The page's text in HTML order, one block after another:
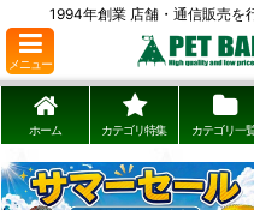
1994年創業 店舗・通信販売を
メニュー
ホーム カテゴリ特集 カテゴリ一